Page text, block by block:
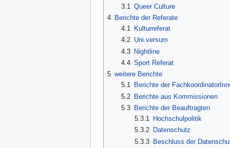
3.1 Queer Culture
4 Berichte der Referate
4.1
Kulturreferat
4.2 Uni.versum
4.3 Nightline
4.4 Sport Referat
5 weitere Berichte
5.1
Berichte der
5.2 Berichte aus Kommissionen
5.3
Berichte der Beauftragten
5.3.1 Hochschulpolitik
5.3.2 Datenschutz
5.3.3 Beschluss der